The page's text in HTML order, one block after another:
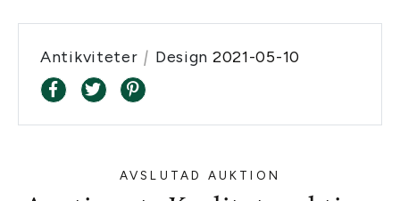
Antikviteter | Design 2021-05-10
AVSLUTAD AUKTION